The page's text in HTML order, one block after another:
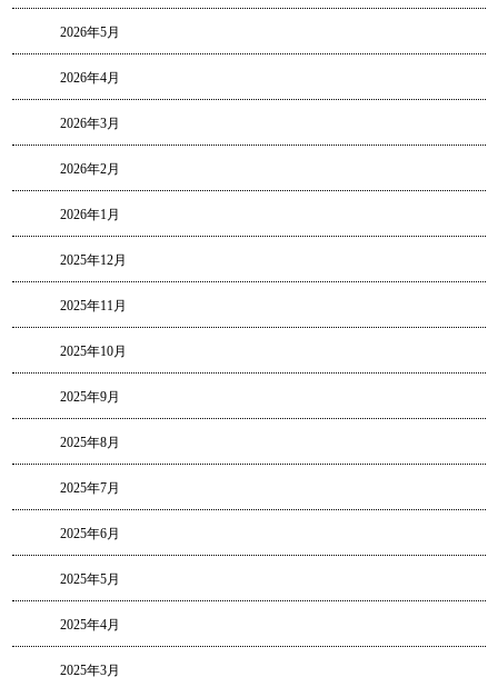
2026年5月
2026年4月
2026年3月
2026年2月
2026年1月
2025年12月
2025年11月
2025年10月
2025年9月
2025年8月
2025年7月
2025年6月
2025年5月
2025年4月
2025年3月